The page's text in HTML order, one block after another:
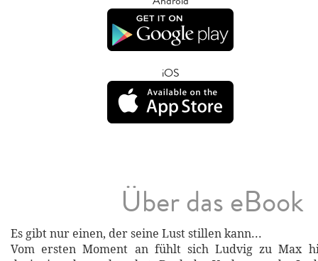
iOS
Über das eBook
Es gibt nur einen, der seine Lust stillen kann...
Vom ersten Moment an fühlt sich Ludvig zu Max